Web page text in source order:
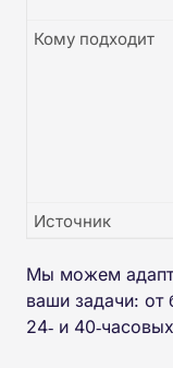
Кому подходит
Источник
Мы можем
ваши задачи: от
24‑ и